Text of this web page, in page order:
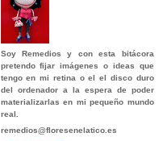
Soy Remedios y con esta bitácora
pretendo fijar imágenes o ideas que
tengo en mi retina o el el disco duro
del ordenador a la espera de poder
materializarlas en mi pequeño mundo
real.
remedios@floresenelatico.es